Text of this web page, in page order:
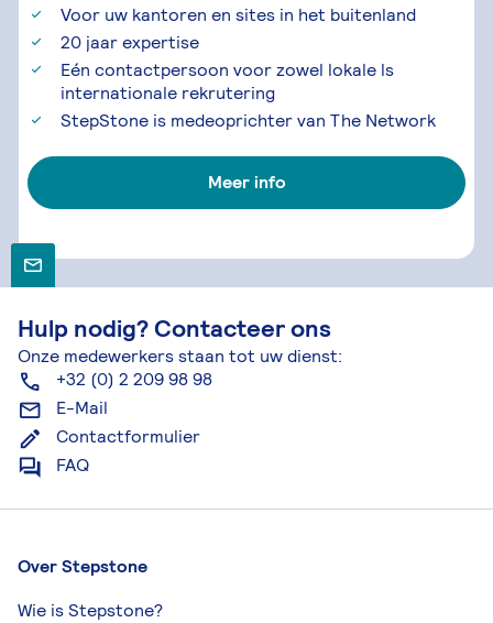
Voor uw kantoren en sites in het buitenland
20 jaar expertise
Eén contactpersoon voor zowel lokale ls
internationale rekrutering
StepStone is medeoprichter van The Network
Meer info
Hulp nodig? Contacteer ons
Onze medewerkers staan tot uw dienst:
+32 (0) 2 209 98 98
E-Mail
Contactformulier
FAQ
Over Stepstone
Wie is Stepstone?